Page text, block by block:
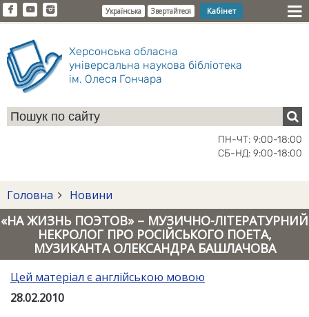
Українська Звертайтеся Кабінет
Херсонська обласна
універсальна наукова бібліотека
ім. Олеся Гончара
ПН-ЧТ: 9:00-18:00
СБ-НД: 9:00-18:00
Головна Новини
«НА ЖИЗНЬ ПОЭТОВ» – МУЗИЧНО-ЛІТЕРАТУРНИЙ
НЕКРОЛОГ ПРО РОСІЙСЬКОГО ПОЕТА,
МУЗИКАНТА ОЛЕКСАНДРА БАШЛАЧОВА
Цей матеріал є англійською мовою
28.02.2010